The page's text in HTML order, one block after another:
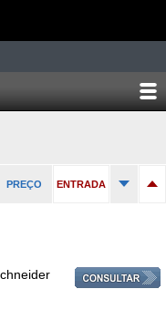
PREÇO ENTRADA